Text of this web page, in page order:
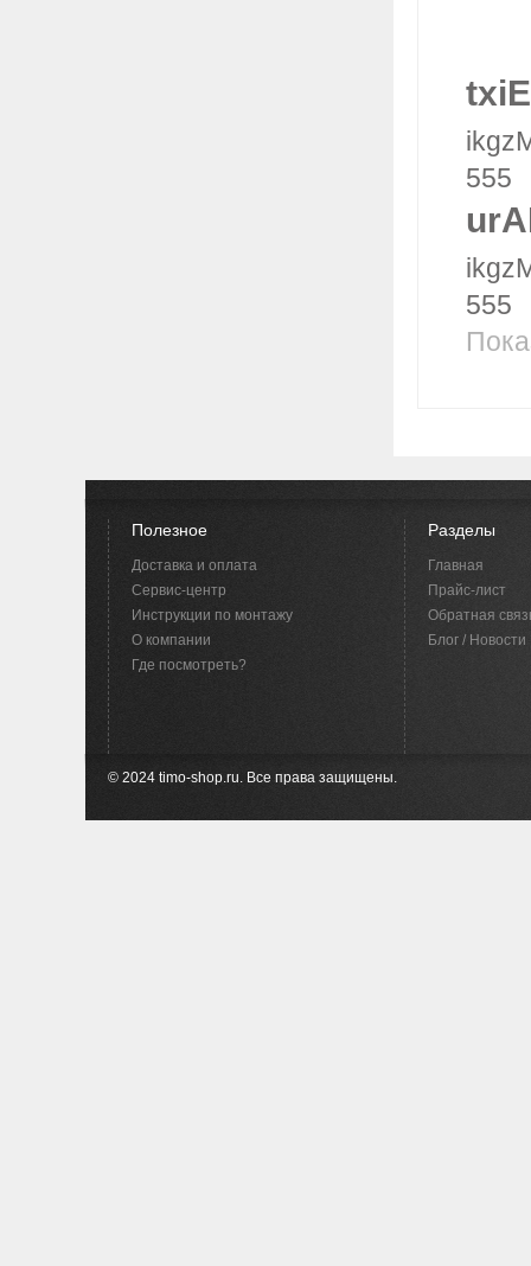
555
555
Полезное
Доставка и оплата
Сервис-центр
Инструкции по монтажу
O компании
Где посмотреть?
Разделы
Главная
Прайс-лист
Обратная
Блог / Новости
© 2024 timo-shop.ru. Все права защищены.